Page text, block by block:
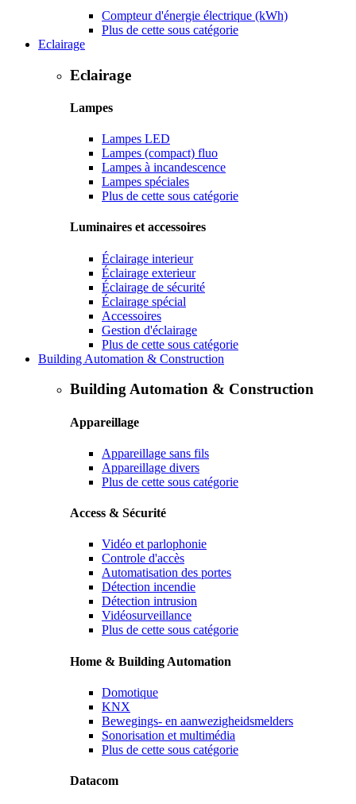
Compteur d'énergie électrique (kWh)
Plus de cette sous catégorie
Eclairage
Eclairage
Lampes
Lampes LED
Lampes (compact) fluo
Lampes à incandescence
Lampes spéciales
Plus de cette sous catégorie
Luminaires et accessoires
Éclairage interieur
Éclairage exterieur
Éclairage de sécurité
Éclairage spécial
Accessoires
Gestion d'éclairage
Plus de cette sous catégorie
Building Automation & Construction
Building Automation & Construction
Appareillage
Appareillage sans fils
Appareillage divers
Plus de cette sous catégorie
Access & Sécurité
Vidéo et parlophonie
Controle d'accès
Automatisation des portes
Détection incendie
Détection intrusion
Vidéosurveillance
Plus de cette sous catégorie
Home & Building Automation
Domotique
KNX
Bewegings- en aanwezigheidsmelders
Sonorisation et multimédia
Plus de cette sous catégorie
Datacom